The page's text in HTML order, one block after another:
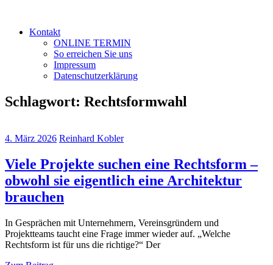
Kontakt
ONLINE TERMIN
So erreichen Sie uns
Impressum
Datenschutzerklärung
Schlagwort: Rechtsformwahl
4. März 2026 Reinhard Kobler
Viele Projekte suchen eine Rechtsform –
obwohl sie eigentlich eine Architektur
brauchen
In Gesprächen mit Unternehmern, Vereinsgründern und
Projektteams taucht eine Frage immer wieder auf. „Welche
Rechtsform ist für uns die richtige?“ Der